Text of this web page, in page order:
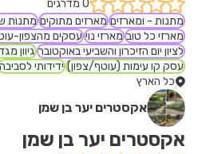
0 מדרגים
מתנות - ומארזים מארזים מתוקים מתנות
מארזי כל טוב מארזי נוי עסקים מהצפון-
לציון יום הזיכרון והשביעי באוקטובר גיוון
עסק קו עימות (עוטף/צפון) ידידותי לסביבה
כל הארץ
אקסטרים יער בן שמן
אקסטרים יער בן שמן